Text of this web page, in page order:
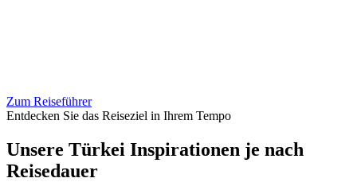
Zum Reiseführer
Entdecken Sie das Reiseziel in Ihrem Tempo
Unsere Türkei Inspirationen je nach
Reisedauer